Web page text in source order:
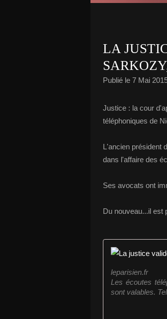
LA
Publié le 7 Mai
Justice : la cour
téléphoniques de
L'ancien président
dans l'affaire des
Ses avocats ont
Du nouveau...il est
leparisien.fr
Les écoutes
sont valables.